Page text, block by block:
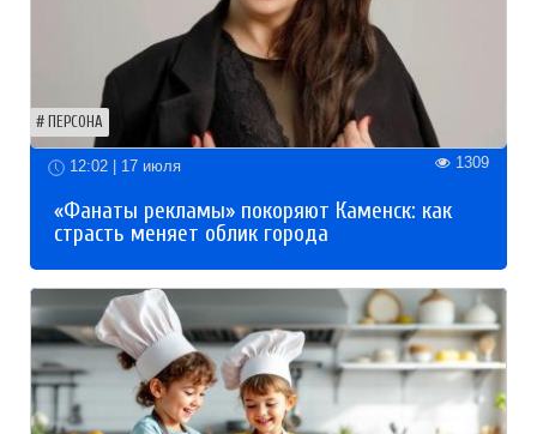
ПЕРСОНА
12:02 | 17 июля 1309
«Фанаты рекламы» покоряют Каменск: как
страсть меняет облик города